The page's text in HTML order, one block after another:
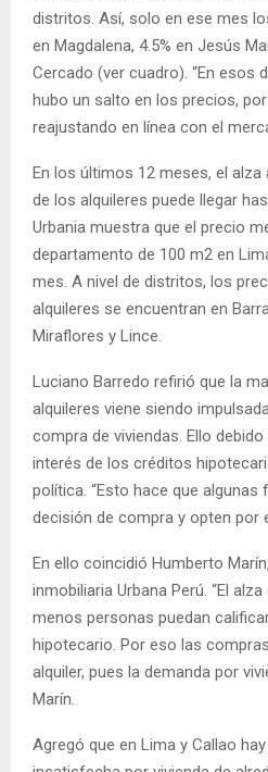
distritos. Así, solo en ese mes
en Magdalena, 4.5% en Jesús
Cercado (ver cuadro). “En esos
hubo un salto en los precios,
reajustando en línea con el
En los últimos 12 meses, el
de los alquileres puede llegar
Urbania muestra que el precio
departamento de 100 m2 en
mes. A nivel de distritos, los
alquileres se encuentran en
Miraflores y Lince.
Luciano Barredo refirió que la
alquileres viene siendo
compra de viviendas. Ello
interés de los créditos
política. “Esto hace que
decisión de compra y opten por
En ello coincidió Humberto
inmobiliaria Urbana Perú. “El
menos personas puedan
hipotecario. Por eso las
alquiler, pues la demanda por
Marín.
Agregó que en Lima y Callao